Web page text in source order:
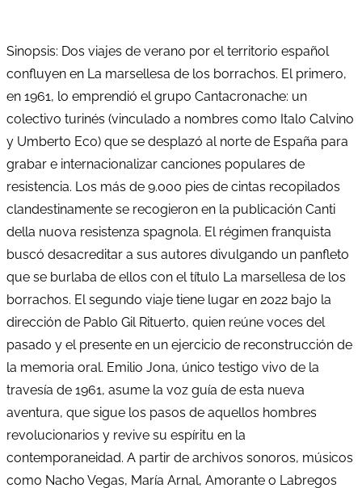
Sinopsis: Dos viajes de verano por el territorio español
confluyen en La marsellesa de los borrachos. El primero,
en 1961, lo emprendió el grupo Cantacronache: un
colectivo turinés (vinculado a nombres como Italo Calvino
y Umberto Eco) que se desplazó al norte de España para
grabar e internacionalizar canciones populares de
resistencia. Los más de 9.000 pies de cintas recopilados
clandestinamente se recogieron en la publicación Canti
della nuova resistenza spagnola. El régimen franquista
buscó desacreditar a sus autores divulgando un panfleto
que se burlaba de ellos con el título La marsellesa de los
borrachos. El segundo viaje tiene lugar en 2022 bajo la
dirección de Pablo Gil Rituerto, quien reúne voces del
pasado y el presente en un ejercicio de reconstrucción de
la memoria oral. Emilio Jona, único testigo vivo de la
travesía de 1961, asume la voz guía de esta nueva
aventura, que sigue los pasos de aquellos hombres
revolucionarios y revive su espíritu en la
contemporaneidad. A partir de archivos sonoros, músicos
como Nacho Vegas, María Arnal, Amorante o Labregos